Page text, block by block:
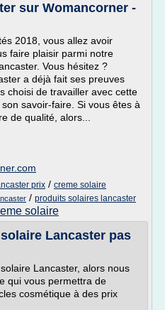
sur Womancorner -
2018, vous allez avoir
faire plaisir parmi notre
Vous hésitez ?
a déjà fait ses preuves
choisi de travailler avec cette
savoir-faire. Si vous êtes à
de qualité, alors...
prix / creme solaire
/ produits solaires lancaster
solaire
Lancaster pas
Lancaster, alors nous
qui vous permettra de
cosmétique à des prix